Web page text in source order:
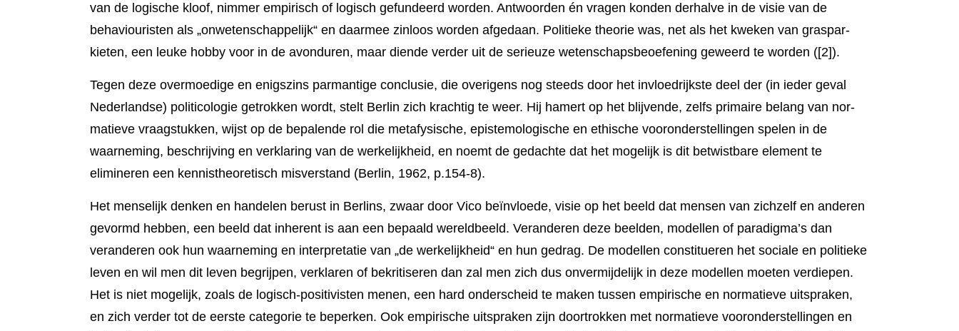
van de logische kloof, nimmer empirisch of lo­gisch gefundeerd worden. Antwoorden én vragen konden der­halve in de visie van de
behaviouris­ten als „onweten­schappelijk“ en daar­mee zinloos worden afge­daan. Politie­ke theo­rie was, net als het kweken van graspar­
kieten, een leuke hobby voor in de avond­uren, maar diende verder uit de serieuze wetenschaps­beoefe­ning geweerd te wor­den ([2]).
Tegen deze overmoedige en enigszins parmantige conclusie, die overigens nog steeds door het invloedrijkste deel der (in ieder geval
Nederlandse) politicolo­gie getrokken wordt, stelt Berlin zich krachtig te weer. Hij hamert op het blijven­de, zelfs primaire belang van nor­
matieve vraagstukken, wijst op de bepalende rol die metafysische, epistemolo­gische en ethische vooronderstel­lingen spelen in de
waarneming, be­schrijving en verklaring van de werke­lijk­heid, en noemt de gedachte dat het mogelijk is dit betwistbare element te
elimine­ren een kennis­theoretisch misverstand (Berlin, 1962, p.154-8).
Het mense­lijk denken en handelen berust in Berlins, zwaar door Vico beïnvloede, visie op het beeld dat mensen van zichzelf en anderen
gevormd hebben, een beeld dat inherent is aan een bepaald wereldbeeld. Verande­ren deze beelden, model­len of paradigma’s dan
veran­deren ook hun waarneming en interpretatie van „de werkelijk­heid“ en hun gedrag. De modellen constitue­ren het sociale en politieke
leven en wil men dit leven begrijpen, verklaren of bekritiseren dan zal men zich dus onvermijde­lijk in deze model­len moeten verdie­pen.
Het is niet mogelijk, zoals de logisch-positivisten menen, een hard onderscheid te maken tussen empirische en normatieve uitspraken,
en zich verder tot de eerste categorie te beperken. Ook empirische uitspra­ken zijn doortrokken met normatieve vooronderstellin­gen en